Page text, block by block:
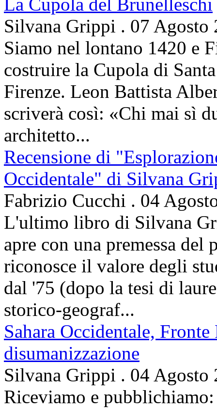
Silvana Grippi . 07 Agosto
Siamo nel lontano 1420 e
costruire la Cupola di
Firenze. Leon Battista
scriverà così: «Chi mai sì
architetto...
Recensione di
Occidentale" di Silvana
Fabrizio Cucchi . 04
L'ultimo libro di Silvana
apre con una premessa
riconosce il valore degli
dal '75 (dopo la tesi di
storico-geograf...
Sahara Occidentale,
disumanizzazione
Silvana Grippi . 04 Agosto
Riceviamo e